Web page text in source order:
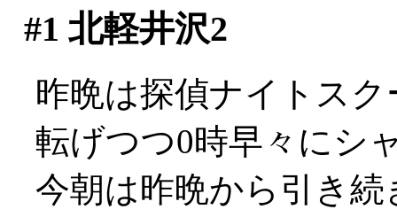
#1 北軽井沢2
昨晩は探偵ナイトス
転げつつ0時早々にシ
今朝は昨晩から引き